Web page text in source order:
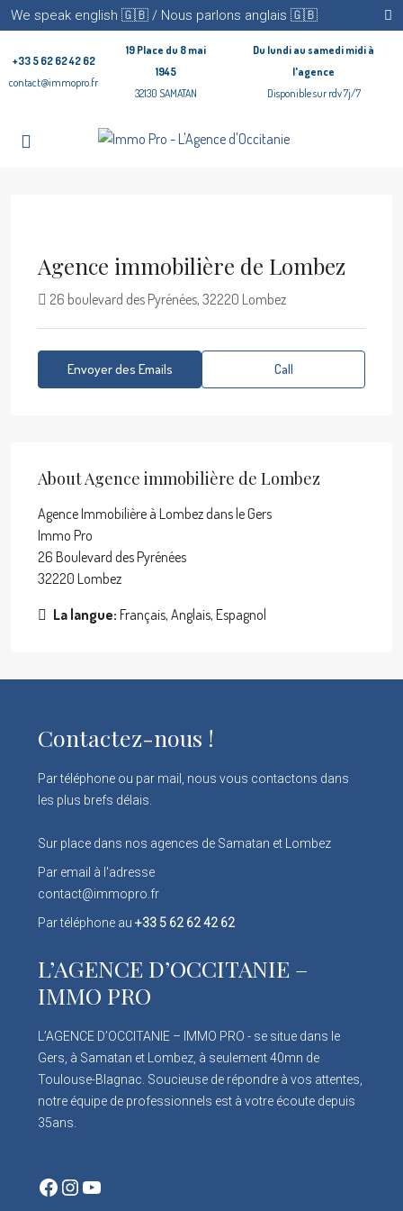
We speak english 🇬🇧 / Nous parlons anglais 🇬🇧
+33 5 62 62 42 62
contact@immopro.fr
19 Place du 8 mai
1945
32130 SAMATAN
Du lundi au samedi midi à
l'agence
Disponible sur rdv 7j/7
Agence immobilière de Lombez
26 boulevard des Pyrénées, 32220 Lombez
Envoyer des Emails Call
About Agence immobilière de Lombez
Agence Immobilière à Lombez dans le Gers
Immo Pro
26 Boulevard des Pyrénées
32220 Lombez
La langue: Français, Anglais, Espagnol
Contactez-nous !
Par téléphone ou par mail, nous vous contactons dans
les plus brefs délais.
Sur place dans nos agences de Samatan et Lombez
Par email à l'adresse
contact@immopro.fr
Par téléphone au +33 5 62 62 42 62
L’AGENCE D’OCCITANIE –
IMMO PRO
L’AGENCE D’OCCITANIE – IMMO PRO - se situe dans le
Gers, à Samatan et Lombez, à seulement 40mn de
Toulouse-Blagnac. Soucieuse de répondre à vos attentes,
notre équipe de professionnels est à votre écoute depuis
35ans.
Facebook
Instagram
YouTube